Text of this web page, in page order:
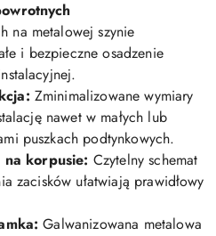
na metalowej szynie
i bezpieczne osadzenie
Zminimalizowane wymiary
nawet w małych lub
puszkach podtynkowych.
korpusie: Czytelny schemat
zacisków ułatwiają prawidłowy
Galwanizowana metalowa